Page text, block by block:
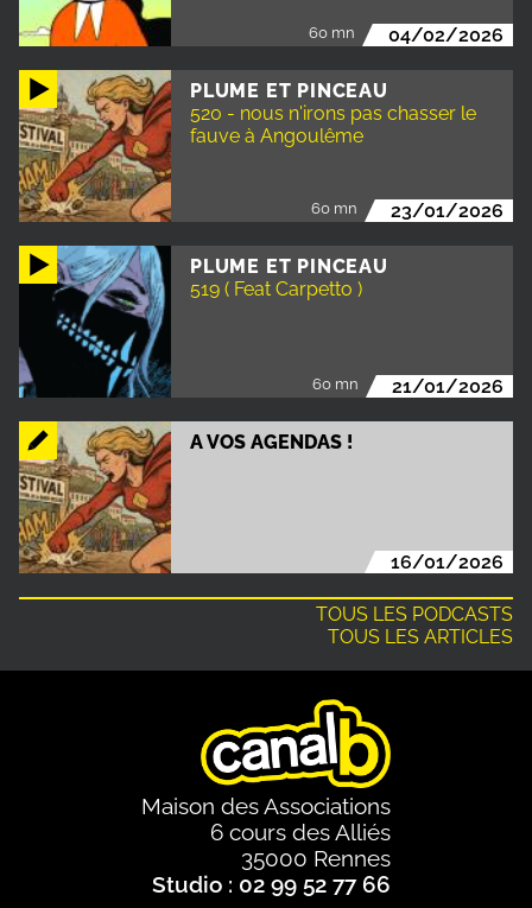
60 mn 04/02/2026
PLUME ET PINCEAU
520 - nous n'irons pas chasser le
fauve à Angoulême
60 mn 23/01/2026
PLUME ET PINCEAU
519 ( Feat Carpetto )
60 mn 21/01/2026
A VOS AGENDAS !
16/01/2026
TOUS LES PODCASTS
TOUS LES ARTICLES
Maison des Associations
6 cours des Alliés
35000 Rennes
Studio : 02 99 52 77 66